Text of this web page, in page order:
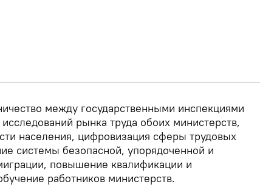
между государственными инспекциями
рынка труда обоих министерств,
населения, цифровизация сферы трудовых
системы безопасной, упорядоченной и
повышение квалификации и
работников министерств.